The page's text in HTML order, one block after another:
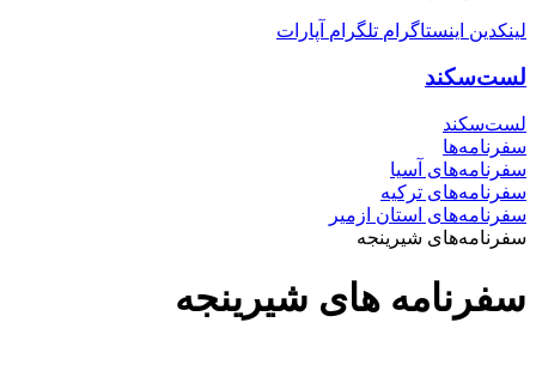
لینکدین اینستاگرام تلگرام آپارات
لست‌سکند
لست‌سکند
سفرنامه‌ها
سفرنامه‌های آسیا
سفرنامه‌های ترکیه
سفرنامه‌های استان ازمیر
سفرنامه‌های شیرینجه
سفرنامه های شیرینجه